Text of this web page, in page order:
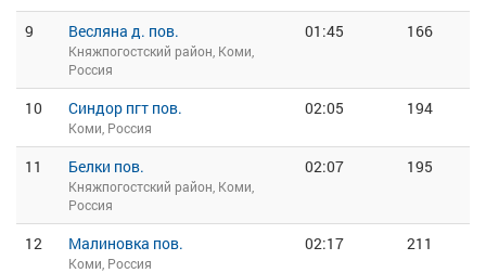
9 Весляна д. пов.
Княжпогостский район, Коми,
Россия
01:45 166
10 Синдор пгт пов.
Коми, Россия
02:05 194
11 Белки пов.
Княжпогостский район, Коми,
Россия
02:07 195
12 Малиновка пов.
Коми, Россия
02:17 211